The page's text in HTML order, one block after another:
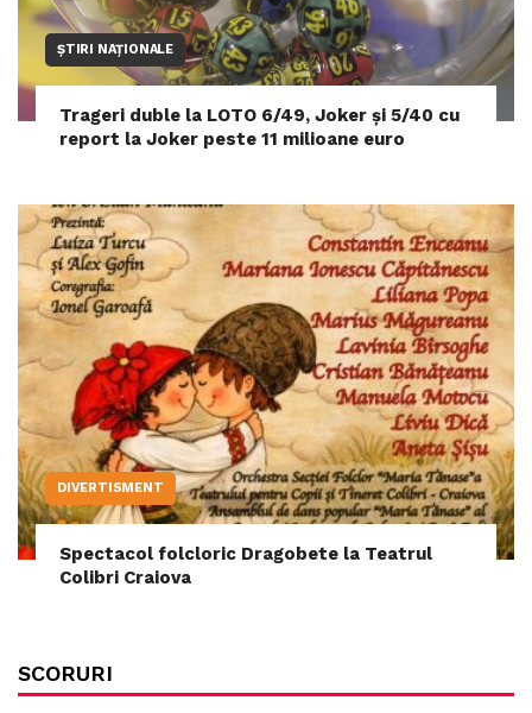
ȘTIRI NAȚIONALE
Trageri duble la LOTO 6/49, Joker și 5/40 cu
report la Joker peste 11 milioane euro
DIVERTISMENT
Spectacol folcloric Dragobete la Teatrul
Colibri Craiova
SCORURI